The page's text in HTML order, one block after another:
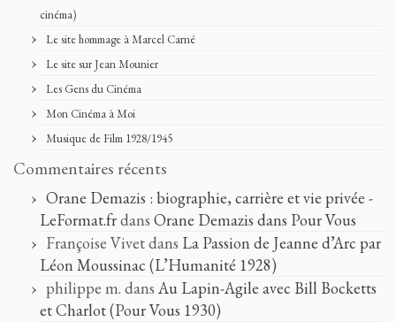
cinéma)
Le site hommage à Marcel Carné
Le site sur Jean Mounier
Les Gens du Cinéma
Mon Cinéma à Moi
Musique de Film 1928/1945
Commentaires récents
Orane Demazis : biographie, carrière et vie privée -
LeFormat.frdans Orane Demazis dans Pour Vous
Françoise Vivetdans La Passion de Jeanne d’Arc par
Léon Moussinac (L’Humanité 1928)
philippe m. dans Au Lapin-Agile avec Bill Bocketts
et Charlot (Pour Vous 1930)